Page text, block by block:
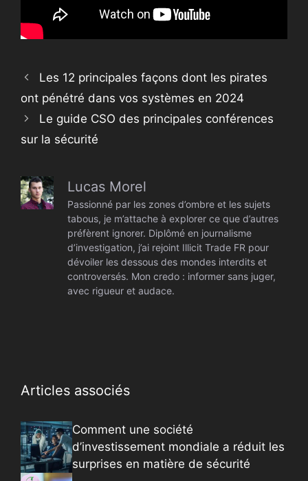
Les 12 principales façons dont les pirates
ont pénétré dans vos systèmes en 2024
Le guide CSO des principales conférences
sur la sécurité
Lucas Morel
Passionné par les zones d’ombre et les sujets
tabous, je m’attache à explorer ce que d’autres
préfèrent ignorer. Diplômé en journalisme
d’investigation, j’ai rejoint Illicit Trade FR pour
dévoiler les dessous des mondes interdits et
controversés. Mon credo : informer sans juger,
avec rigueur et audace.
Articles associés
Comment une société
d’investissement mondiale a réduit les
surprises en matière de sécurité